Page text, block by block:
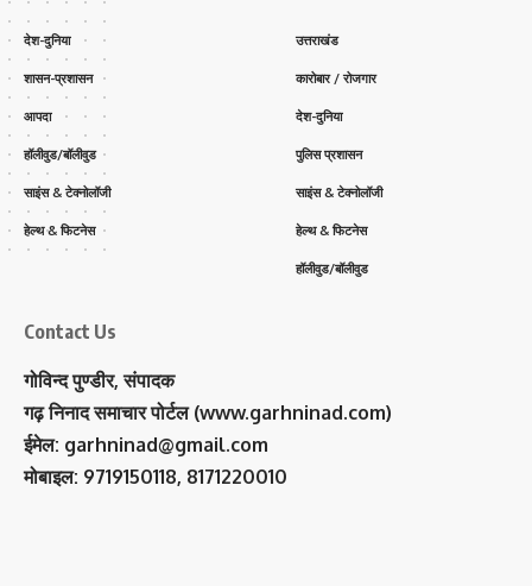
देश-दुनिया
शासन-प्रशासन
आपदा
हॉलीवुड/बॉलीवुड
साइंस & टेक्नोलॉजी
हेल्थ & फिटनेस
उत्तराखंड
कारोबार / रोजगार
देश-दुनिया
पुलिस प्रशासन
साइंस & टेक्नोलॉजी
हेल्थ & फिटनेस
हॉलीवुड/बॉलीवुड
Contact Us
गोविन्द पुण्डीर, संपादक
गढ़ निनाद समाचार पोर्टल (www.garhninad.com)
ईमेल: garhninad@gmail.com
मोबाइल: 9719150118, 8171220010